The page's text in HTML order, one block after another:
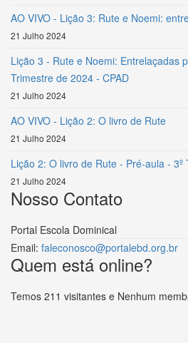
AO VIVO - Lição 3: Rute e Noemi:
21 Julho 2024
Lição 3 - Rute e Noemi: Entrelaçadas
Trimestre de 2024 - CPAD
21 Julho 2024
AO VIVO - Lição 2: O livro de Rute
21 Julho 2024
Lição 2: O livro de Rute - Pré-aula -
21 Julho 2024
Nosso Contato
Portal Escola Dominical
Email: faleconosco@portalebd.org.br
Quem está online?
Temos 211 visitantes e Nenhum